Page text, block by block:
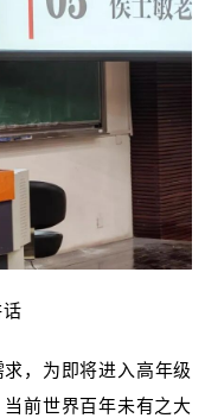
，为即将进入高年级
前世界百年未有之大